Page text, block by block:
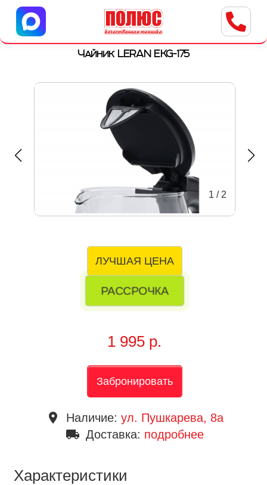
Центр бытовой техники
г. Ульяновск, ул. Пушкарева, 8a
Чайник LERAN EKG-175
1 / 2
ЛУЧШАЯ ЦЕНА
РАССРОЧКА
1 995 р.
Забронировать
place Наличие: ул. Пушкарева, 8a
local_shipping Доставка: подробнее
Характеристики